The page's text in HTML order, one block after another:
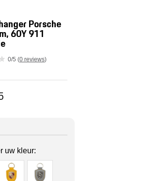
Porsche
60Y 911
0/5 (0 reviews)
uw kleur: